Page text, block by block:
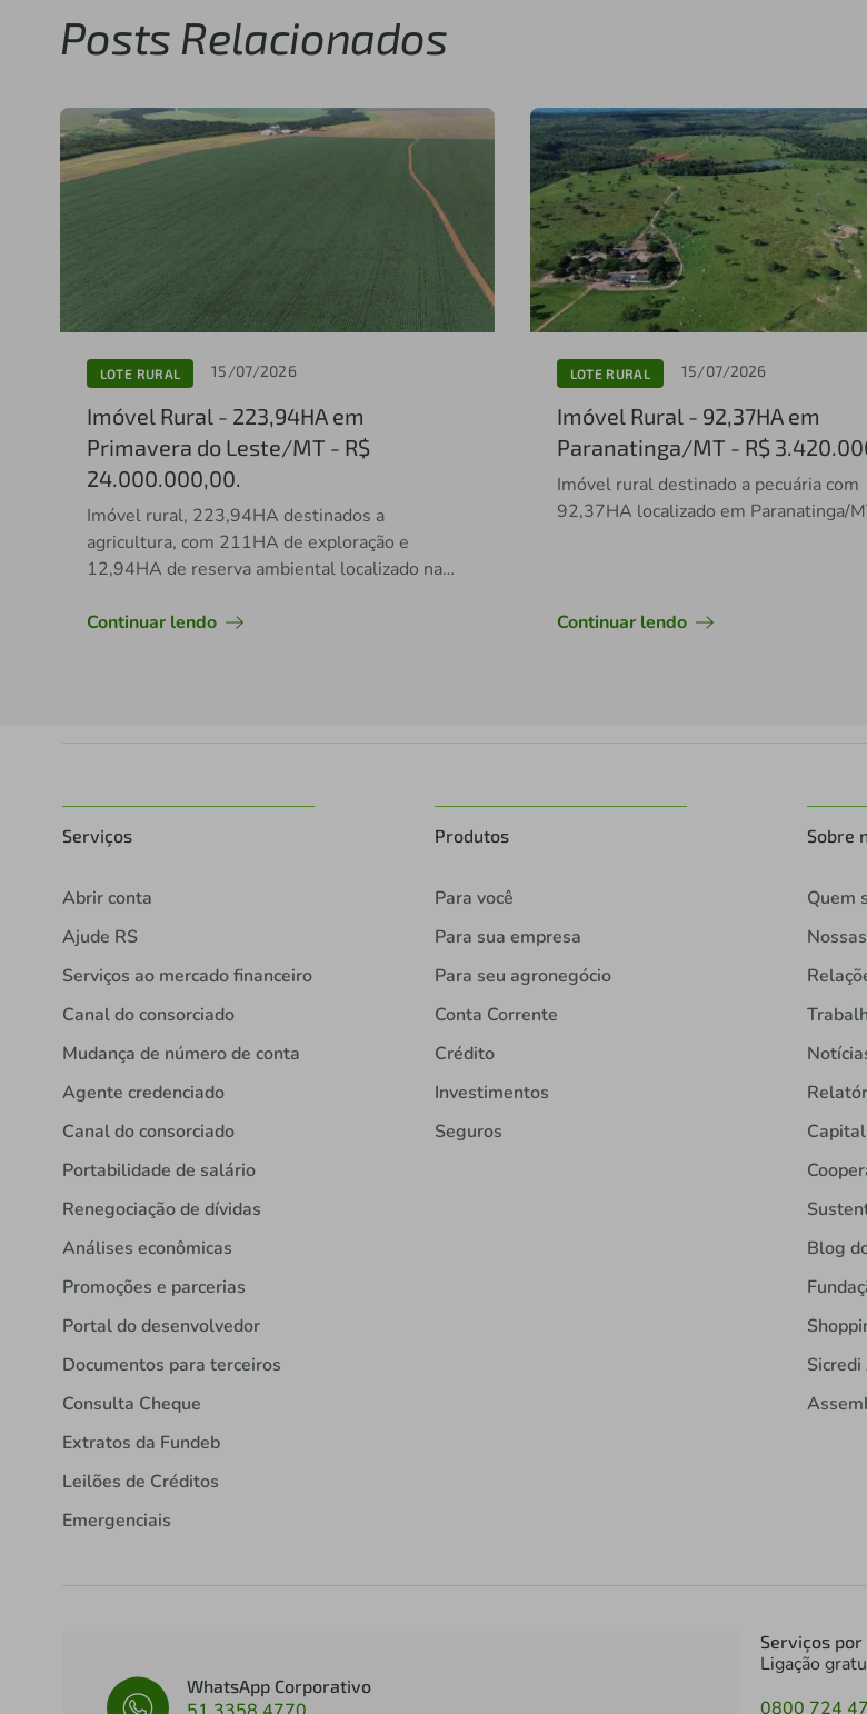
Posts Relacionados
LOTE RURAL 15/07/2026
Imóvel Rural - 223,94HA em
Primavera do Leste/MT - R$
24.000.000,00.
Imóvel rural, 223,94HA destinados a
agricultura, com 211HA de exploração e
12,94HA de reserva ambiental localizado na
Continuar lendo
LOTE RURAL 15/07/2026
Imóvel Rural - 92,37HA em
Paranatinga/MT - R$
Imóvel rural destinado a pecuária com
92,37HA localizado em Paranatinga/
Continuar lendo
Serviços
Abrir conta
Ajude RS
Serviços ao mercado financeiro
Canal do consorciado
Mudança de número de conta
Agente credenciado
Canal do consorciado
Portabilidade de salário
Renegociação de dívidas
Análises econômicas
Promoções e parcerias
Portal do desenvolvedor
Documentos para terceiros
Consulta Cheque
Extratos da Fundeb
Leilões de Créditos
Emergenciais
Produtos
Para você
Para sua empresa
Para seu agronegócio
Conta Corrente
Crédito
Investimentos
Seguros
Sobre
Quem
Blog
WhatsApp Corporativo
Serviços
Ligação
0800 724